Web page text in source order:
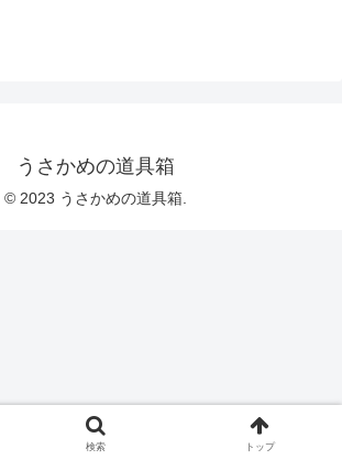
うさかめの道具箱
© 2023 うさかめの道具箱.
検索 トップ